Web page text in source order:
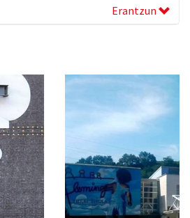
Erantzun